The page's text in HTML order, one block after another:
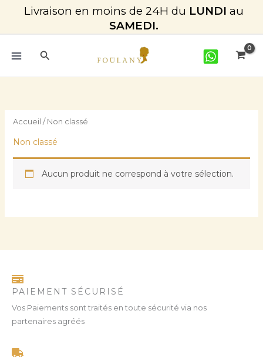
contenu
Livraison en moins de 24H du LUNDI au
SAMEDI.
Rechercher
Accueil / Non classé
Non classé
Aucun produit ne correspond à votre sélection.
PAIEMENT SÉCURISÉ
Vos Paiements sont traités en toute sécurité via nos
partenaires agréés